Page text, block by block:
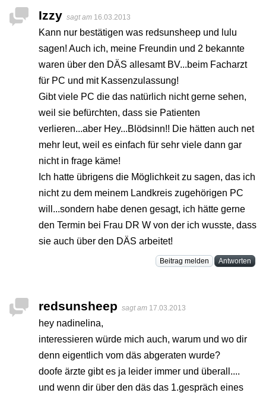
Izzy sagt am 16.03.2013
Kann nur bestätigen was redsunsheep und lulu
sagen! Auch ich, meine Freundin und 2 bekannte
waren über den DÄS allesamt BV...beim Facharzt
für PC und mit Kassenzulassung!
Gibt viele PC die das natürlich nicht gerne sehen,
weil sie befürchten, dass sie Patienten
verlieren...aber Hey...Blödsinn!! Die hätten auch net
mehr leut, weil es einfach für sehr viele dann gar
nicht in frage käme!
Ich hatte übrigens die Möglichkeit zu sagen, das ich
nicht zu dem meinem Landkreis zugehörigen PC
will...sondern habe denen gesagt, ich hätte gerne
den Termin bei Frau DR W von der ich wusste, dass
sie auch über den DÄS arbeitet!
Beitrag melden Antworten
redsunsheep sagt am 17.03.2013
hey nadinelina,
interessieren würde mich auch, warum und wo dir
denn eigentlich vom däs abgeraten wurde?
doofe ärzte gibt es ja leider immer und überall....
und wenn dir über den däs das 1.gespräch eines